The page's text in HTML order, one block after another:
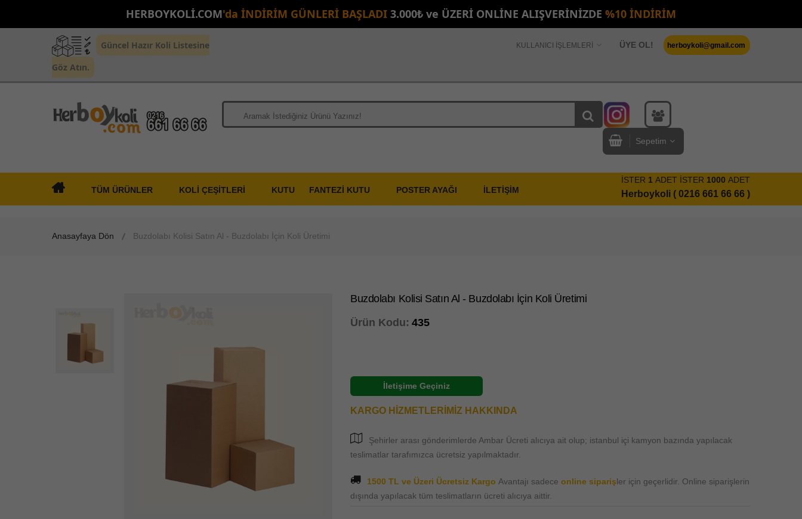
HERBOYKOLİ.COM'da İNDİRİM GÜNLERİ BAŞLADI 3.000₺ ve ÜZERİ ONLİNE ALIŞVERİNİZDE %10 İNDİRİM
Güncel Hazır Koli Listesine
Göz Atın.
KULLANICI İŞLEMLERİ ÜYE OL! herboykoli@gmail.com
Sepetim
TÜM ÜRÜNLER KOLİ ÇEŞİTLERİ KUTU FANTEZİ KUTU POSTER AYAĞI İLETİŞİM
İSTER 1 ADET İSTER 1000 ADET
Herboykoli ( 0216 661 66 66 )
Anasayfaya Dön Buzdolabı Kolisi Satın Al - Buzdolabı İçin Koli Üretimi
Buzdolabı Kolisi Satın Al - Buzdolabı İçin Koli Üretimi
Ürün Kodu: 435
İletişime Geçiniz
KARGO HİZMETLERİMİZ HAKKINDA
Şehirler arası gönderimlerde Ambar Ücreti alıcıya ait olup; istanbul içi kamyon bazında yapılacak
teslimatlar tarafımızca ücretsiz yapılmaktadır.
1500 TL ve Üzeri Ücretsiz Kargo Avantajı sadece online siparişler için geçerlidir. Online siparişlerin
dışında yapılacak tüm teslimatların ücreti alıcıya aittir.